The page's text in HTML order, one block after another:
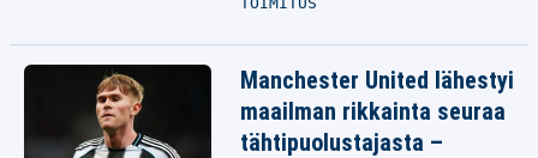
Manchester United lähestyi
maailman rikkainta seuraa
tähtipuolustajasta –